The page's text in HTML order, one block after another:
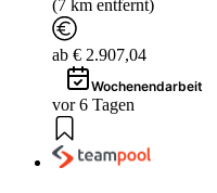
(7 km entfernt)
ab € 2.907,04
Wochenendarbeit
vor 6 Tagen